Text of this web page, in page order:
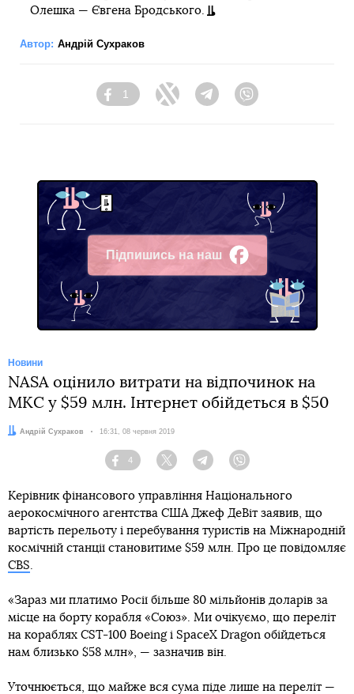
Олешка — Євгена Бродського.
Автор: Андрій Сухраков
Facebook
1
Twitter TelegramViber
Підпишись на наш
Facebook
Новини
NASA оцінило витрати на відпочинок на
МКС у $59 млн. Інтернет обійдеться в $50
Автор:
Андрій Сухраков Дата:
16:31, 08 червня 2019
Facebook
4
Twitter TelegramViber
Керівник фінансового управління Національного
аерокосмічного агентства США Джеф ДеВіт заявив, що
вартість перельоту і перебування туристів на Міжнародній
космічній станції становитиме $59 млн. Про це повідомляє
CBS.
«Зараз ми платимо Росії більше 80 мільйонів доларів за
місце на борту корабля «Союз». Ми очікуємо, що переліт
на кораблях CST-100 Boeing і SpaceX Dragon обійдеться
нам близько $58 млн», — зазначив він.
Уточнюється, що майже вся сума піде лише на переліт —